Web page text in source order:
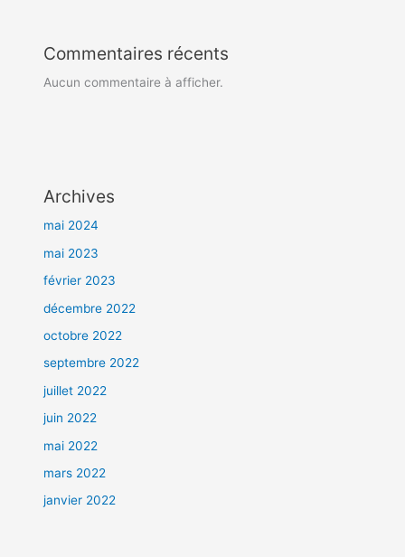
Commentaires récents
Aucun commentaire à afficher.
Archives
mai 2024
mai 2023
février 2023
décembre 2022
octobre 2022
septembre 2022
juillet 2022
juin 2022
mai 2022
mars 2022
janvier 2022